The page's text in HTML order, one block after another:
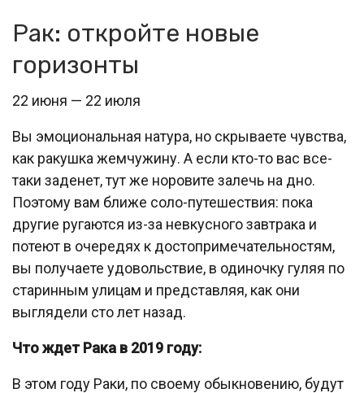
Рак: откройте новые
горизонты
22 июня — 22 июля
Вы эмоциональная натура, но скрываете чувства,
как ракушка жемчужину. А если кто-то вас все-
таки заденет, тут же норовите залечь на дно.
Поэтому вам ближе соло-путешествия: пока
другие ругаются из-за невкусного завтрака и
потеют в очередях к достопримечательностям,
вы получаете удовольствие, в одиночку гуляя по
старинным улицам и представляя, как они
выглядели сто лет назад.
Что ждет Рака в 2019 году:
В этом году Раки, по своему обыкновению, будут